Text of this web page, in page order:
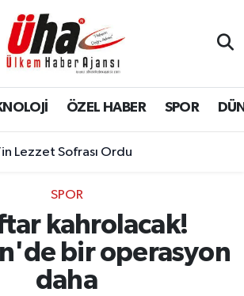
ÖZEL HABER SPOR
Lezzet Sofrası Ordu
SPOR
kahrolacak!
bir operasyon
daha
Eczaneler
Durumu
Durumu ve Fikstür